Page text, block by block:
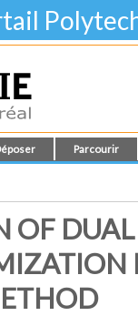
Parcourir
OF